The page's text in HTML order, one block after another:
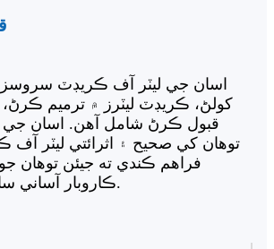
اسان جي ليٽر آف ڪريڊٽ سروسز
کولڻ، ڪريڊٽ ليٽرز ۾ ترميم
قبول ڪرڻ شامل آهن. اسان جي
توهان کي صحيح ۽ اثرائتي ليٽر
فراهم ڪندي ته جيئن توهان
ڪاروبار آساني سان عمل ۾ اچي.